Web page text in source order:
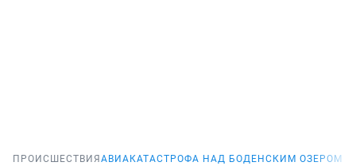
ПРОИСШЕСТВИЯ АВИАКАТАСТРОФА НАД БОДЕНСКИМ ОЗЕРОМ